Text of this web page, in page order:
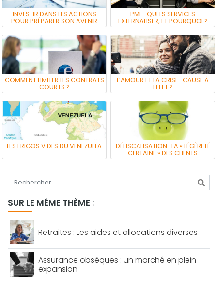
INVESTIR DANS LES ACTIONS
POUR PRÉPARER SON AVENIR
PME : QUELS SERVICES
EXTERNALISER, ET POURQUOI ?
COMMENT LIMITER LES CONTRATS
COURTS ?
L’AMOUR ET LA CRISE : CAUSE À
EFFET ?
LES FRIGOS VIDES DU VENEZUELA
DÉFISCALISATION : LA « LÉGÈRETÉ
CERTAINE » DES CLIENTS
Tapez votre recherche
SUR LE MÊME THÈME :
Retraites : Les aides et allocations diverses
Assurance obsèques : un marché en plein
expansion